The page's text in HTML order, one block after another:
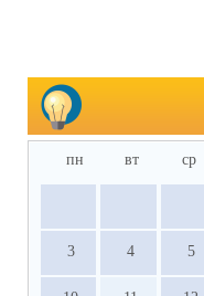
пн вт ср
3 4 5